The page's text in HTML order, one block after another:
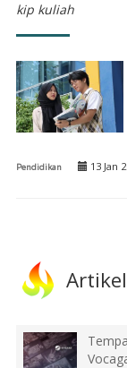
kip kuliah
Pendidikan 13 Jan